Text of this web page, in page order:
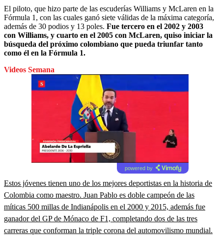
El piloto, que hizo parte de las escuderías Williams y McLaren en la
Fórmula 1, con las cuales ganó siete válidas de la máxima categoría,
además de 30 podios y 13 poles. Fue tercero en el 2002 y 2003
con Williams, y cuarto en el 2005 con McLaren, quiso iniciar la
búsqueda del próximo colombiano que pueda triunfar tanto
como él en la Fórmula 1.
Videos Semana
powered by
Estos jóvenes tienen uno de los mejores deportistas en la historia de
Colombia como maestro. Juan Pablo es doble campeón de las
míticas 500 millas de Indianápolis en el 2000 y 2015, además fue
ganador del GP de Mónaco de F1, completando dos de las tres
carreras que conforman la triple corona del automovilismo mundial.